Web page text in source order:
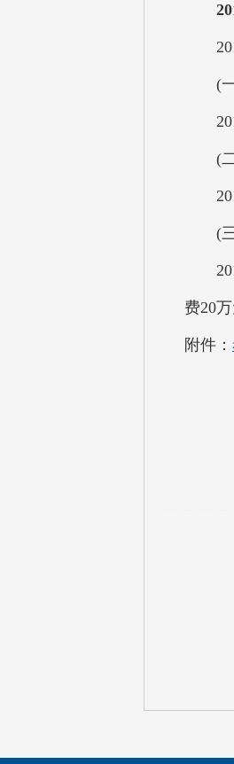
2018
(一)
2017
(二)
2017
(三)
2018
费20
附件：